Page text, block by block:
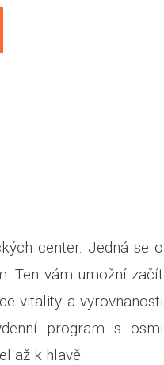
center. Jedná se o
Ten vám umožní začít
vitality a vyrovnanosti
program s osmi
až k hlavě.